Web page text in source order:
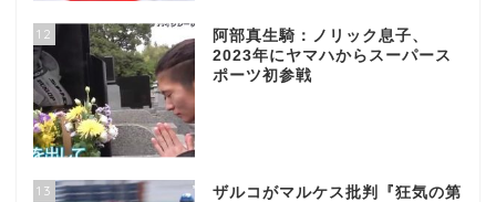
12
阿部真生騎：ノリック息子、
2023年にヤマハからスーパース
ポーツ初参戦
13
ザルコがマルケス批判『狂気の第